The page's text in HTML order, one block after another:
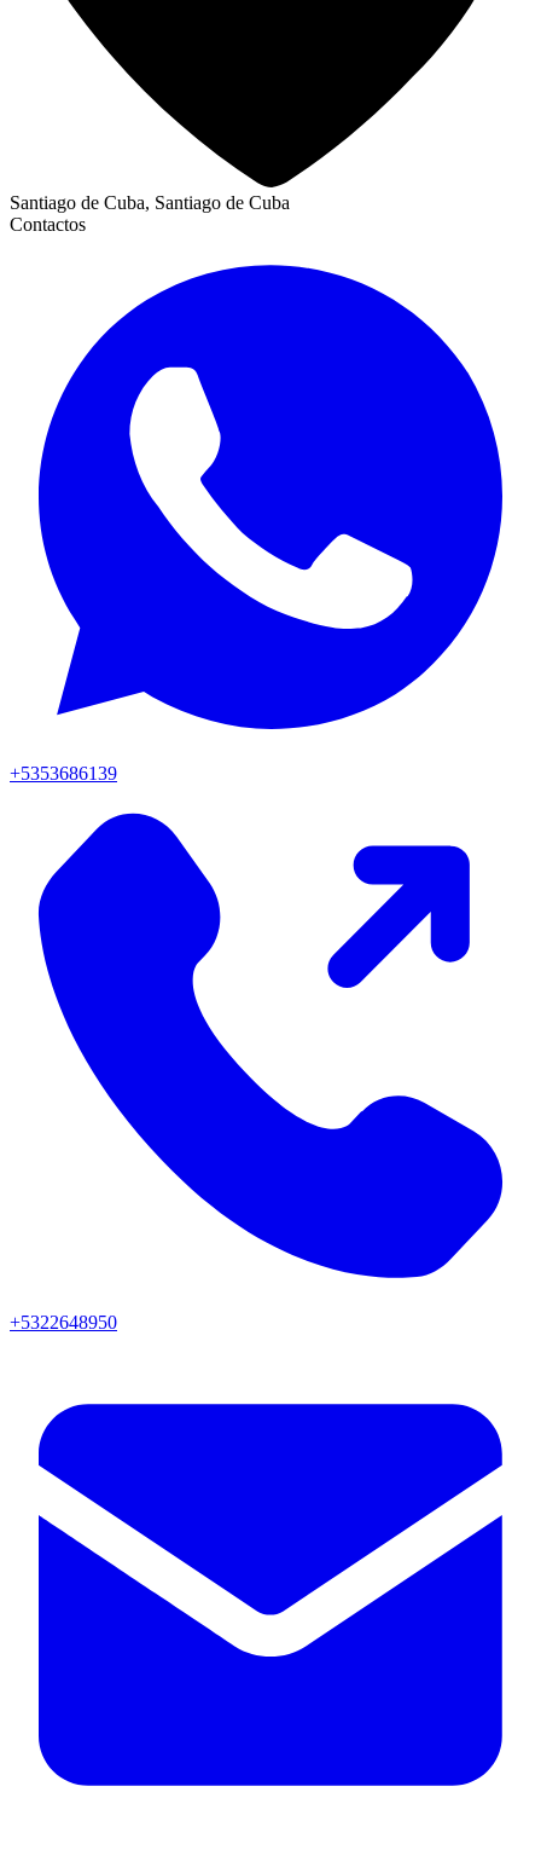
Santiago de Cuba, Santiago de Cuba
Contactos
+5353686139
+5322648950